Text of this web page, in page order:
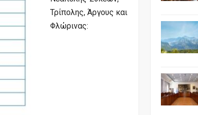
Τρίπολης, Άργους και
Φλώρινας: